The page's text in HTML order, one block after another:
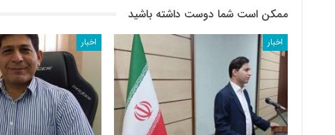
ممکن است شما دوست داشته باشید
اخبار اخبار